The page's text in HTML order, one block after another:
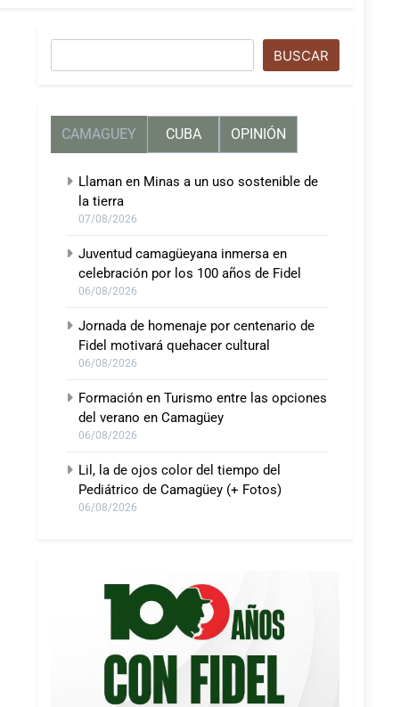
BUSCAR
CAMAGUEY CUBA OPINIÓN
Llaman en Minas a un uso sostenible de
la tierra
07/08/2026
Juventud camagüeyana inmersa en
celebración por los 100 años de Fidel
06/08/2026
Jornada de homenaje por centenario de
Fidel motivará quehacer cultural
06/08/2026
Formación en Turismo entre las opciones
del verano en Camagüey
06/08/2026
Lil, la de ojos color del tiempo del
Pediátrico de Camagüey (+ Fotos)
06/08/2026